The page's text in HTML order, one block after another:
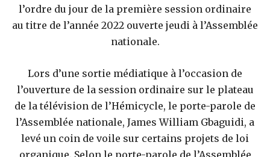
l’ordre du jour de la première session ordinaire
au titre de l’année 2022 ouverte jeudi à l’Assemblée
nationale.
Lors d’une sortie médiatique à l’occasion de
l’ouverture de la session ordinaire sur le plateau
de la télévision de l’Hémicycle, le porte-parole de
l’Assemblée nationale, James William Gbaguidi, a
levé un coin de voile sur certains projets de loi